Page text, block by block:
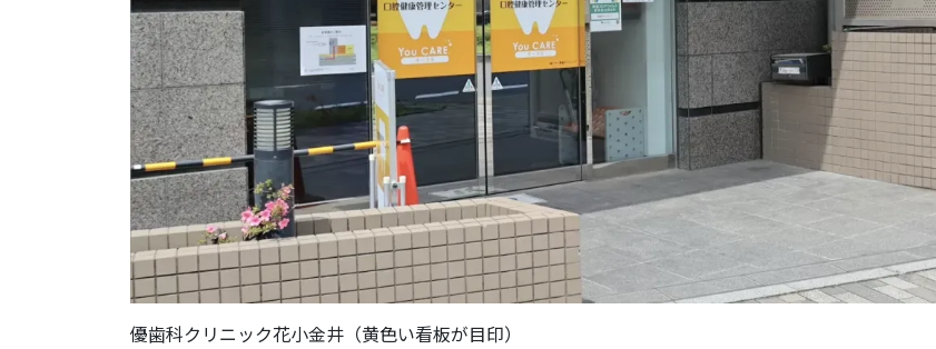
優歯科クリニック花小金井（黄色い看板が目印）